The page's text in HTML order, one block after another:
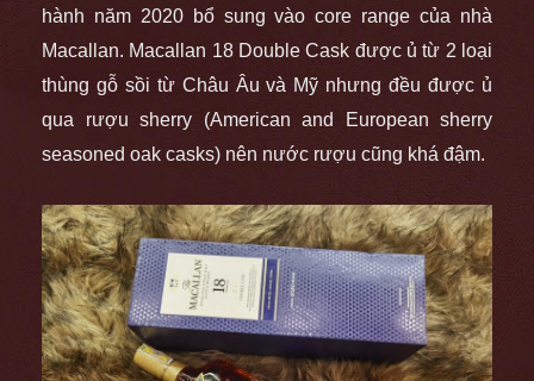
hành năm 2020 bổ sung vào core range của nhà
Macallan. Macallan 18 Double Cask được ủ từ 2 loại
thùng gỗ sồi từ Châu Âu và Mỹ nhưng đều được ủ
qua rượu sherry (American and European sherry
seasoned oak casks) nên nước rượu cũng khá đậm.